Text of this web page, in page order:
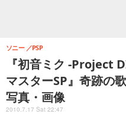
『初音ミク -Project
マスターSP』奇跡の
写真・画像
ソニー PSP
2010.7.17 Sat 22:47